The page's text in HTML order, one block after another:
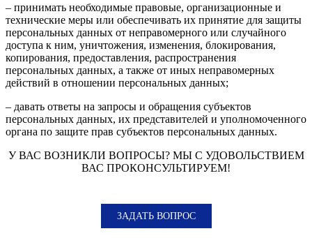
– принимать необходимые правовые, организационные и
технические меры или обеспечивать их принятие для защиты
персональных данных от неправомерного или случайного
доступа к ним, уничтожения, изменения, блокирования,
копирования, предоставления, распространения
персональных данных, а также от иных неправомерных
действий в отношении персональных данных;
– давать ответы на запросы и обращения субъектов
персональных данных, их представителей и уполномоченного
органа по защите прав субъектов персональных данных.
У ВАС ВОЗНИКЛИ ВОПРОСЫ? МЫ С УДОВОЛЬСТВИЕМ
ВАС ПРОКОНСУЛЬТИРУЕМ!
ЗАДАТЬ ВОПРОС